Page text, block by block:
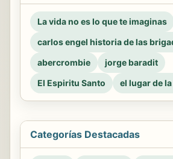
La vida no es lo que te imaginas
carlos engel historia de las
abercrombie
jorge baradit
El Espiritu Santo
el lugar de
Categorías Destacadas